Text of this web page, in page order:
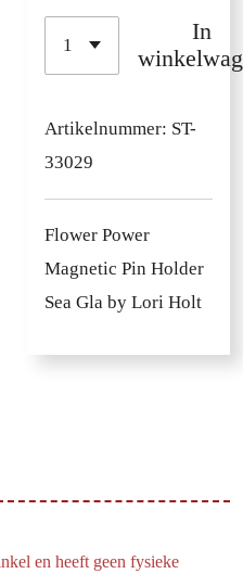
In
Artikelnummer: ST-
33029
Flower Power
Magnetic Pin Holder
Sea Gla by Lori Holt
en heeft geen fysieke